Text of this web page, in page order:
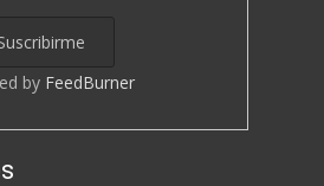
by FeedBurner